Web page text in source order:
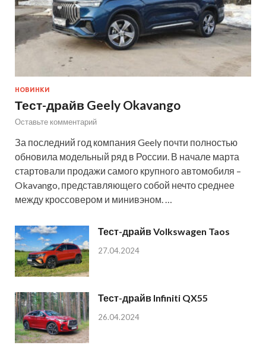
НОВИНКИ
Тест-драйв Geely Okavango
Оставьте комментарий
За последний год компания Geely почти полностью
обновила модельный ряд в России. В начале марта
стартовали продажи самого крупного автомобиля –
Okavango, представляющего собой нечто среднее
между кроссовером и минивэном. …
Тест-драйв Volkswagen Taos
27.04.2024
Тест-драйв Infiniti QX55
26.04.2024